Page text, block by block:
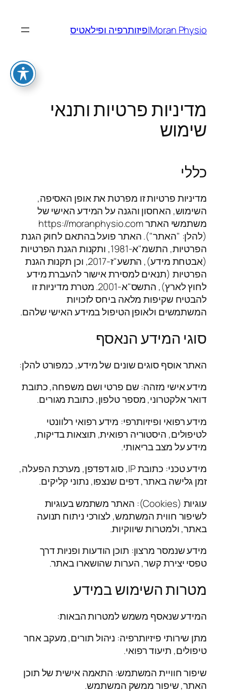
Moran Physio|פיזותרפיה ופילאטיס
מדיניות פרטיות ותנאי
שימוש
כללי
מדיניות פרטיות זו מפרטת את אופן האסיפה,
השימוש, האחסון והגנה על המידע האישי של
משתמשי האתר https://moranphysio.com
(להלן: "האתר"). האתר פועל בהתאם לחוק הגנת
הפרטיות, התשמ"א-1981, ותקנות הגנת הפרטיות
(אבטחת מידע), התשע"ז-2017, וכן תקנות הגנת
הפרטיות (תנאים למסירת אישור להעברת מידע
לחוץ לארץ), התשס"א-2001. מטרת מדיניות זו
להבטיח שקיפות מלאה ביחס לזכויות
המשתמשים ולאופן הטיפול במידע האישי שלהם.
סוגי המידע הנאסף
האתר אוסף סוגים שונים של מידע, כמפורט להלן:
מידע אישי מזהה: שם פרטי ושם משפחה, כתובת
דואר אלקטרוני, מספר טלפון, כתובת מגורים.
מידע רפואי ופיזיותרפי: מידע רפואי רלוונטי
לטיפולים, היסטוריה רפואית, תוצאות בדיקות,
מידע על מצב בריאותי.
מידע טכני: כתובת IP, סוג דפדפן, מערכת הפעלה,
זמן גלישה באתר, דפים שנצפו, נתוני קליקים.
עוגיות (Cookies): האתר משתמש בעוגיות
לשיפור חווית המשתמש, לצורכי ניתוח תנועה
באתר, ולמטרות שיווקיות.
מידע שנמסר מרצון: תוכן הודעות ופניות דרך
טפסי יצירת קשר, הערות שהושארו באתר.
מטרות השימוש במידע
המידע שנאסף משמש למטרות הבאות:
מתן שירותי פיזיותרפיה: ניהול תורים, מעקב אחר
טיפולים, תיעוד רפואי.
שיפור חוויית המשתמש: התאמה אישית של תוכן
האתר, שיפור ממשק המשתמש.